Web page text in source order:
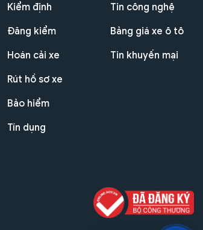
Kiểm định
Đăng kiểm
Hoán cải xe
Rút hồ sơ xe
Bảo hiểm
Tín dụng
Tin công nghệ
Bảng giá xe ô tô
Tin khuyến mại